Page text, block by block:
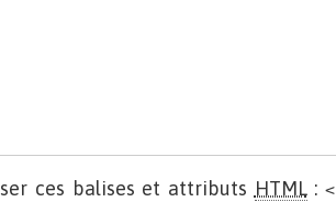
ces balises et attributs HTML: